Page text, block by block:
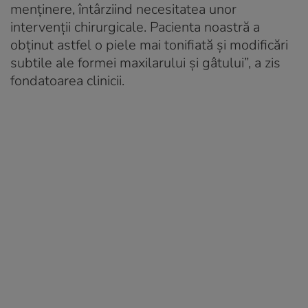
menţinere, întârziind necesitatea unor
intervenţii chirurgicale. Pacienta noastră a
obţinut astfel o piele mai tonifiată şi modificări
subtile ale formei maxilarului şi gâtului”, a zis
fondatoarea clinicii.